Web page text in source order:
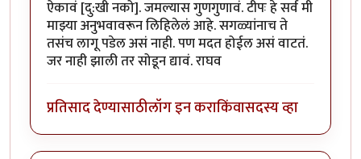
ऐकावं [दु:खी नको]. जमल्यास गुणगुणावं. टीपः हे सर्व मी
माझ्या अनुभवावरून लिहिलेलं आहे. सगळ्यांनाच ते
तसंच लागू पडेल असं नाही. पण मदत होईल असं वाटतं.
जर नाही झाली तर सोडून द्यावं. राघव
प्रतिसाद देण्यासाठीलॉग इन कराकिंवासदस्य व्हा